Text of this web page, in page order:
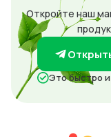
Откройте наш
Это быстро